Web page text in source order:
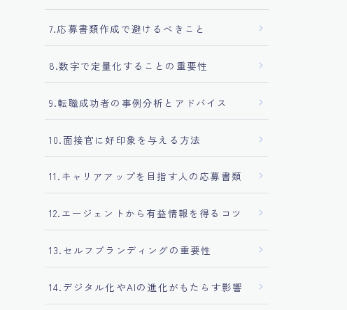
7.応募書類作成で避けるべきこと
8.数字で定量化することの重要性
9.転職成功者の事例分析とアドバイス
10.面接官に好印象を与える方法
11.キャリアアップを目指す人の応募書類
12.エージェントから有益情報を得るコツ
13.セルフブランディングの重要性
14.デジタル化やAIの進化がもたらす影響